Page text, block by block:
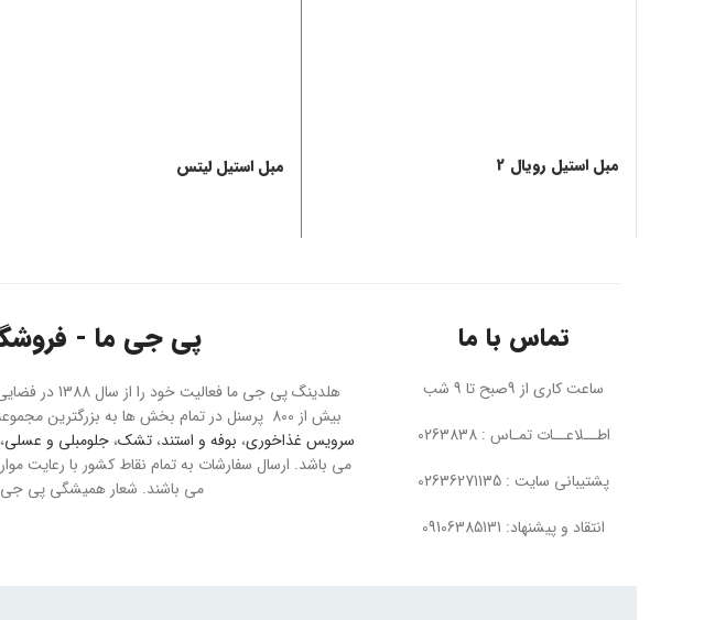
مبل استیل رویال 2 مبل استیل لیتس
پی جی ما -
بیش از 800 پرسنل در تمام بخش ها به بزرگترین مجموعه مبل در خاورمیانه معروف است. پی جی ما عرضه کننده محصولاتی چون
سرویس غذاخوری، بوفه و استند، تشک، جلومبلی و عسلی
می باشند. شعار همیشگی پی جی
تماس با ما
ساعت کاری از 9صبح تا 9 شب
اطــلاعــات تمـاس : 0263838
پشتیبانی سایت : 02636271135
انتقاد و پیشنهاد: 09106385131